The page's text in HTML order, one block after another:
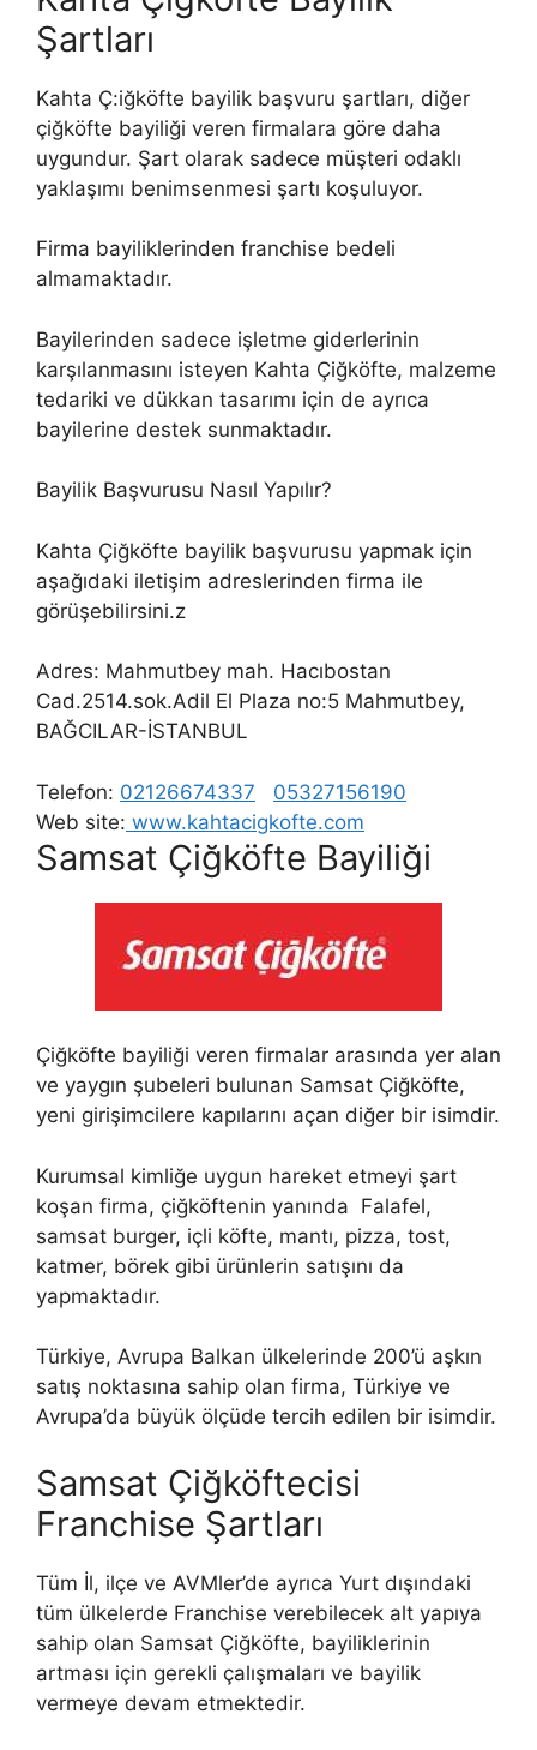
Şartları
Kahta Ç:iğköfte bayilik başvuru şartları, diğer
çiğköfte bayiliği veren firmalara göre daha
uygundur. Şart olarak sadece müşteri odaklı
yaklaşımı benimsenmesi şartı koşuluyor.
Firma bayiliklerinden franchise bedeli
almamaktadır.
Bayilerinden sadece işletme giderlerinin
karşılanmasını isteyen Kahta Çiğköfte, malzeme
tedariki ve dükkan tasarımı için de ayrıca
bayilerine destek sunmaktadır.
Bayilik Başvurusu Nasıl Yapılır?
Kahta Çiğköfte bayilik başvurusu yapmak için
aşağıdaki iletişim adreslerinden firma ile
görüşebilirsini.z
Adres: Mahmutbey mah. Hacıbostan
Cad.2514.sok.Adil El Plaza no:5 Mahmutbey,
BAĞCILAR-İSTANBUL
Telefon: 02126674337
05327156190
Web site: www.kahtacigkofte.com
Samsat Çiğköfte Bayiliği
Çiğköfte bayiliği veren firmalar arasında yer alan
ve yaygın şubeleri bulunan Samsat Çiğköfte,
yeni girişimcilere kapılarını açan diğer bir isimdir.
Kurumsal kimliğe uygun hareket etmeyi şart
koşan firma, çiğköftenin yanında Falafel,
samsat burger, içli köfte, mantı, pizza, tost,
katmer, börek gibi ürünlerin satışını da
yapmaktadır.
Türkiye, Avrupa Balkan ülkelerinde 200’ü aşkın
satış noktasına sahip olan firma, Türkiye ve
Avrupa’da büyük ölçüde tercih edilen bir isimdir.
Samsat Çiğköftecisi
Franchise Şartları
Tüm İl, ilçe ve AVMler’de ayrıca Yurt dışındaki
tüm ülkelerde Franchise verebilecek alt yapıya
sahip olan Samsat Çiğköfte, bayiliklerinin
artması için gerekli çalışmaları ve bayilik
vermeye devam etmektedir.